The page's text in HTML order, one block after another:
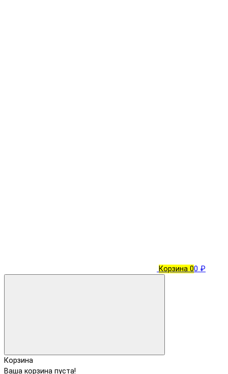
Корзина 00 ₽
Корзина
Ваша корзина пуста!